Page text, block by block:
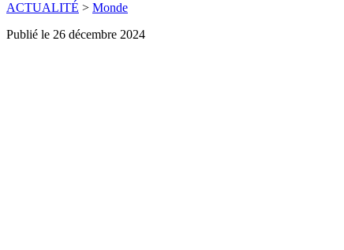
ACTUALITÉ > Monde
Publié le 26 décembre 2024